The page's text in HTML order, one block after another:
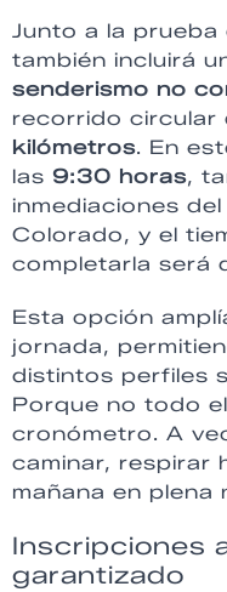
Junto a la
también incluirá
senderismo no
recorrido circular
kilómetros. En
las 9:30 horas,
inmediaciones
Colorado, y el
completarla será
Esta opción
jornada,
distintos perfiles
Porque no todo
cronómetro. A
caminar, respirar
mañana en plena
Inscripciones
garantizado